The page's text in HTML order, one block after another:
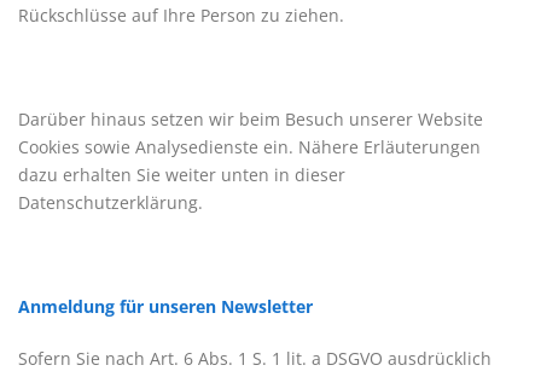
Rückschlüsse auf Ihre Person zu ziehen.
Darüber hinaus setzen wir beim Besuch unserer Website
Cookies sowie Analysedienste ein. Nähere Erläuterungen
dazu erhalten Sie weiter unten in dieser
Datenschutzerklärung.
Anmeldung für unseren Newsletter
Sofern Sie nach Art. 6 Abs. 1 S. 1 lit. a DSGVO ausdrücklich